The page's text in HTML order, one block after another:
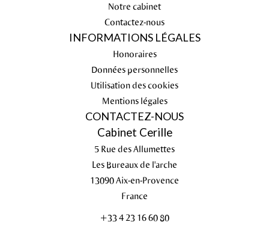
Notre cabinet
Contactez-nous
INFORMATIONS LÉGALES
Honoraires
Données personnelles
Utilisation des cookies
Mentions légales
CONTACTEZ-NOUS
Cabinet Cerille
5 Rue des Allumettes
Les Bureaux de l'arche
13090Aix-en-Provence
France
+33 4 23 16 60 80